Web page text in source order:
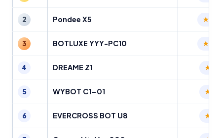
2 Pondee X5
3 BOTLUXE YYY-PC10
4 DREAME Z1
5 WYBOT C1-01
6 EVERCROSS BOT U8